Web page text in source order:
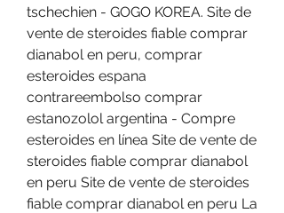
tschechien - GOGO KOREA. Site de
vente de steroides fiable comprar
dianabol en peru, comprar
esteroides espana
contrareembolso comprar
estanozolol argentina - Compre
esteroides en línea Site de vente de
steroides fiable comprar dianabol
en peru Site de vente de steroides
fiable comprar dianabol en peru La